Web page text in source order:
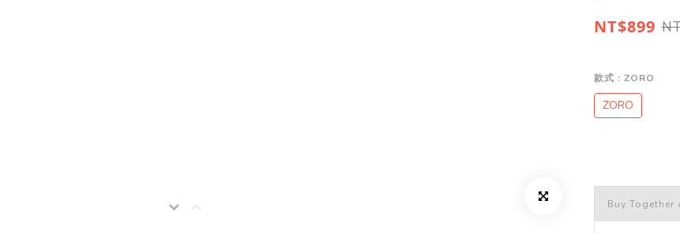
NT$899
款式 : ZORO
ZORO
Buy Together